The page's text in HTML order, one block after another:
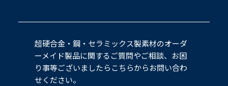
超硬合金・鋼・セラミックス製素材のオーダ
ーメイド製品に関するご質問やご相談、お困
り事等ございましたらこちらからお問い合わ
せください。